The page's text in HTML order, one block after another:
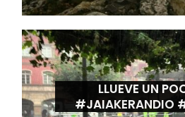
LLUEVE UN
#JAIAKERANDIO